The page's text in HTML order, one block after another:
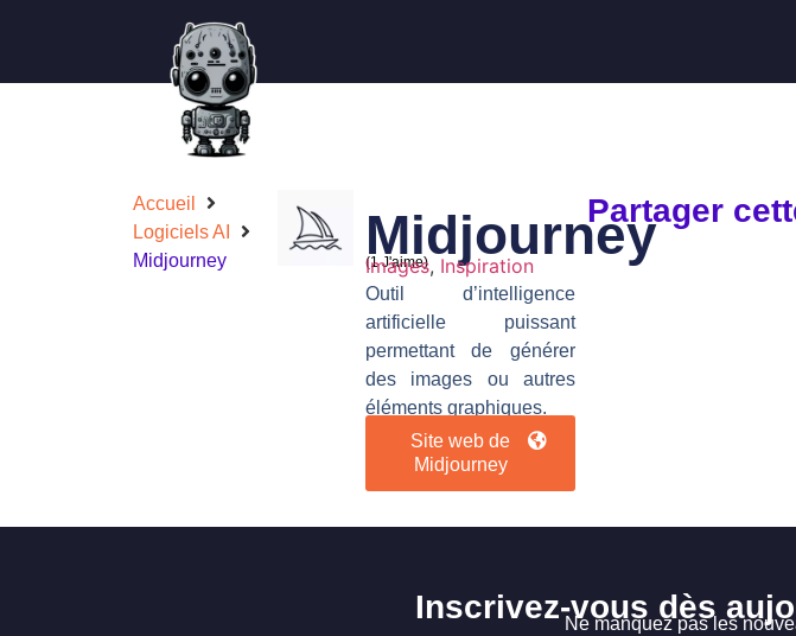
Accueil
Logiciels AI
Midjourney
Midjourney
(1J'aime)
Images, Inspiration
Outil d’intelligence
artificielle puissant
permettant de générer
des images ou autres
éléments graphiques.
Site web de
Midjourney
Partager
Inscrivez-vous dès
Ne manquez pas les